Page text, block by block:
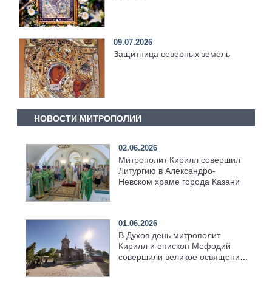
09.07.2026
Защитница северных земель
НОВОСТИ МИТРОПОЛИИ
02.06.2026
Митрополит Кирилл совершил
Литургию в Александро-
Невском храме города Казани
01.06.2026
В Духов день митрополит
Кирилл и епископ Мефодий
совершили великое освящение